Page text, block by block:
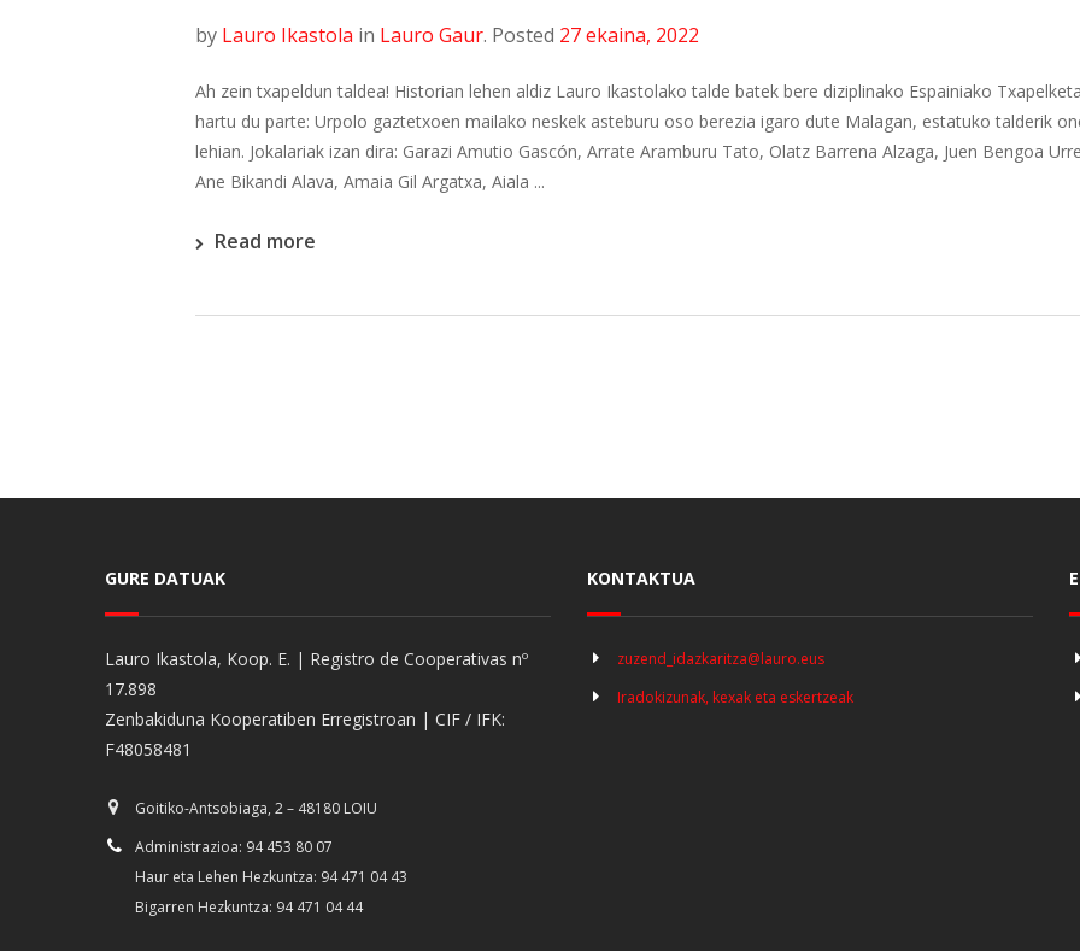
by Lauro Ikastola in Lauro Gaur. Posted 27 ekaina, 2022
Ah zein txapeldun taldea! Historian lehen aldiz Lauro Ikastolako talde batek bere diziplinako Espainiako
hartu du parte: Urpolo gaztetxoen mailako neskek asteburu oso berezia igaro dute Malagan, estatuko talderik
lehian. Jokalariak izan dira: Garazi Amutio Gascón, Arrate Aramburu Tato, Olatz Barrena Alzaga, Juen Bengoa
Ane Bikandi Alava, Amaia Gil Argatxa, Aiala ...
Read more
GURE DATUAK
Lauro Ikastola, Koop. E. | Registro de Cooperativas nº
17.898
Zenbakiduna Kooperatiben Erregistroan | CIF / IFK:
F48058481
Goitiko-Antsobiaga, 2 – 48180 LOIU
Administrazioa: 94 453 80 07
Haur eta Lehen Hezkuntza: 94 471 04 43
Bigarren Hezkuntza: 94 471 04 44
KONTAKTUA
zuzend_idazkaritza@lauro.eus
Iradokizunak, kexak eta eskertzeak